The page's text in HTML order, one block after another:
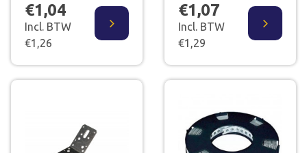
€1,04
Incl. BTW
€1,26
€1,07
Incl. BTW
€1,29